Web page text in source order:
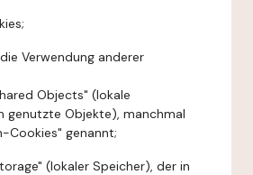
Verwendung anderer
Objects" (lokale
genutzte Objekte), manchmal
Cookies" genannt;
(lokaler Speicher), der in